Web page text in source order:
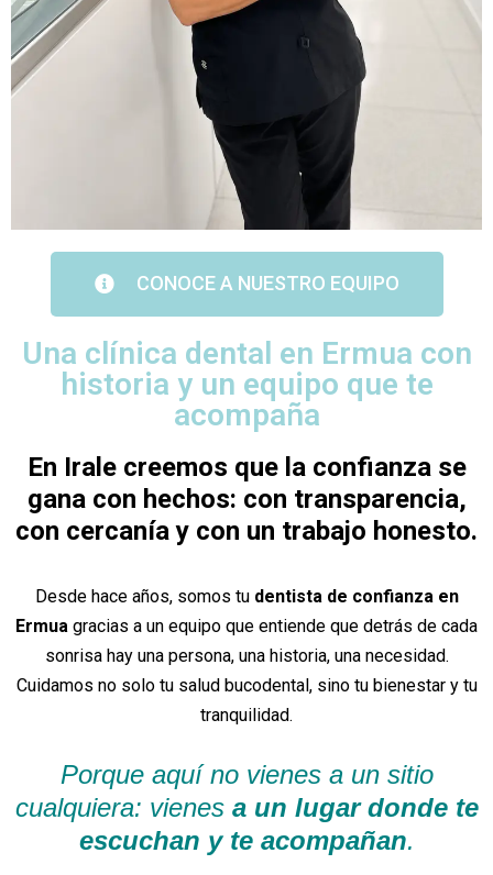
CONOCE A NUESTRO EQUIPO
Una clínica dental en Ermua con
historia y un equipo que te
acompaña
En Irale creemos que la confianza se
gana con hechos: con transparencia,
con cercanía y con un trabajo honesto.
Desde hace años, somos tu dentista de confianza en
Ermua gracias a un equipo que entiende que detrás de cada
sonrisa hay una persona, una historia, una necesidad.
Cuidamos no solo tu salud bucodental, sino tu bienestar y tu
tranquilidad.
Porque aquí no vienes a un sitio
cualquiera: vienes a un lugar donde te
escuchan y te acompañan.